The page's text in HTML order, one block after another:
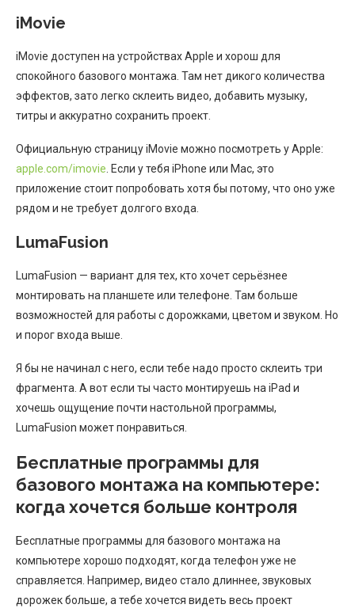
iMovie
iMovie доступен на устройствах Apple и хорош для
спокойного базового монтажа. Там нет дикого количества
эффектов, зато легко склеить видео, добавить музыку,
титры и аккуратно сохранить проект.
Официальную страницу iMovie можно посмотреть у Apple:
apple.com/imovie . Если у тебя iPhone или Mac, это
приложение стоит попробовать хотя бы потому, что оно уже
рядом и не требует долгого входа.
LumaFusion
LumaFusion — вариант для тех, кто хочет серьёзнее
монтировать на планшете или телефоне. Там больше
возможностей для работы с дорожками, цветом и звуком. Но
и порог входа выше.
Я бы не начинал с него, если тебе надо просто склеить три
фрагмента. А вот если ты часто монтируешь на iPad и
хочешь ощущение почти настольной программы,
LumaFusion может понравиться.
Бесплатные программы для
базового монтажа на компьютере:
когда хочется больше контроля
Бесплатные программы для базового монтажа на
компьютере хорошо подходят, когда телефон уже не
справляется. Например, видео стало длиннее, звуковых
дорожек больше, а тебе хочется видеть весь проект